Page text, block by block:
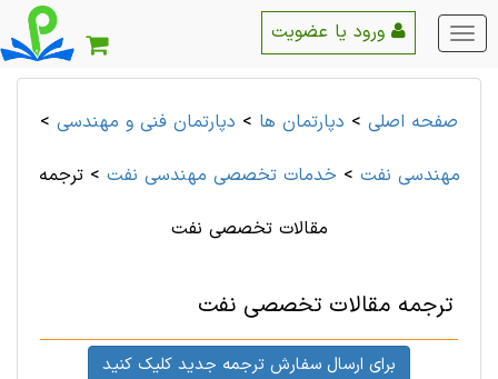
منو
اصلی
صفحه اصلی > دپارتمان ها > دپارتمان فنی و مهندسی >
مهندسی نفت > خدمات تخصصی مهندسی نفت >ترجمه
مقالات تخصصی نفت
ترجمه مقالات تخصصی نفت
برای ارسال سفارش ترجمه جدید کلیک کنید